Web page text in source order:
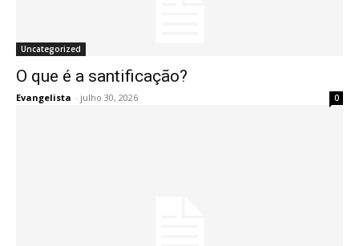
Uncategorized
O que é a santificação?
Evangelista - julho 30, 2026 0